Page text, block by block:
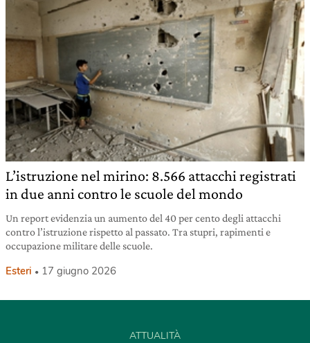
L’istruzione nel mirino: 8.566 attacchi registrati
in due anni contro le scuole del mondo
Un report evidenzia un aumento del 40 per cento degli attacchi
contro l’istruzione rispetto al passato. Tra stupri, rapimenti e
occupazione militare delle scuole.
Esteri 17 giugno 2026
ATTUALITÀ